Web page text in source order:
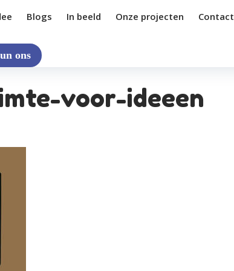
Blogs In beeld Onze projecten Contact
ons
voor-ideeen